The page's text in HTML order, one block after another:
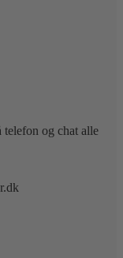
og chat alle